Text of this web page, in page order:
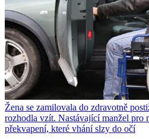
Žena se zamilovala do zdravotně
rozhodla vzít. Nastávající manžel
překvapení, které vhání slzy do očí